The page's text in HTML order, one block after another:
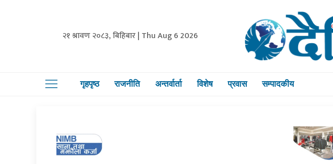
२१ श्रावण २०८३, बिहिबार | Thu Aug 6 2026
गृहपृष्ठ राजनीति अन्तर्वार्ता विशेष प्रवास सम्पादकीय